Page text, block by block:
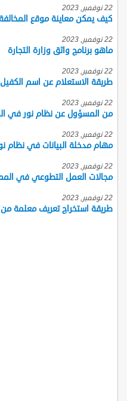
22 نوفمبر, 2023
كيف يمكن معاينة موقع
22 نوفمبر, 2023
ماهو برنامج واثق وزارة التجارة
22 نوفمبر, 2023
طريقة الاستعلام عن اسم الكفيل
22 نوفمبر, 2023
من المسؤول عن نظام نور في
22 نوفمبر, 2023
مهام مدخلة البيانات في نظام
22 نوفمبر, 2023
مجالات العمل التطوعي في
22 نوفمبر, 2023
طريقة استخراج تعريف معلمة من